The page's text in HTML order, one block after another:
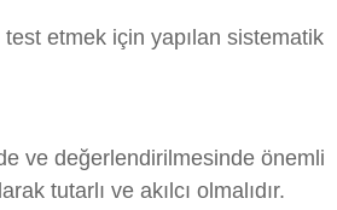
etmek için yapılan sistematik
ve değerlendirilmesinde önemli
tutarlı ve akılcı olmalıdır.